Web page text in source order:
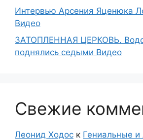
Интервью Арсения Яценюка
Видео
ЗАТОПЛЕННАЯ ЦЕРКОВЬ.
поднялись седыми Видео
Свежие
Леонид Ходос к Гениальные